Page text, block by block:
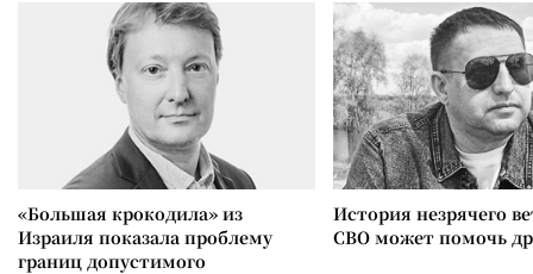
«Большая крокодила» из
Израиля показала проблему
границ допустимого
История незрячего
СВО может помочь